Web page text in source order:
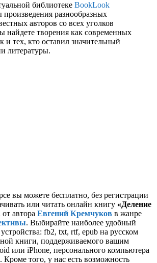
библиотеке BookLook
произведения разнообразных
авторов со всех уголков
найдете творения как современных
и тех, кто оставил значительный
литературы.
вы можете бесплатно, без регистрации
или читать онлайн книгу «Деление
от автора Евгений Кремчуков в жанре
. Выбирайте наиболее удобный
fb2, txt, rtf, epub на русском
книги, поддерживаемого вашим
или iPhone, персонального компьютера
того, у нас есть возможность